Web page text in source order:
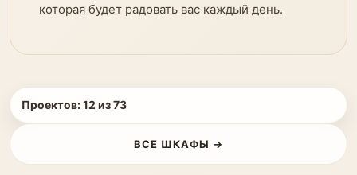
которая будет радовать вас каждый день.
Проектов:12 из73
ВСЕ ШКАФЫ →